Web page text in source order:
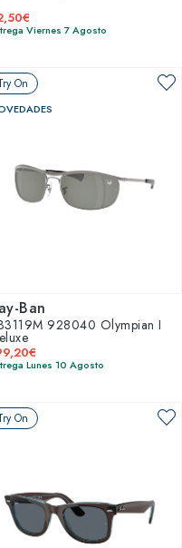
Viernes 7 Agosto
On
Ban
928040 Olympian I
Lunes 10 Agosto
On